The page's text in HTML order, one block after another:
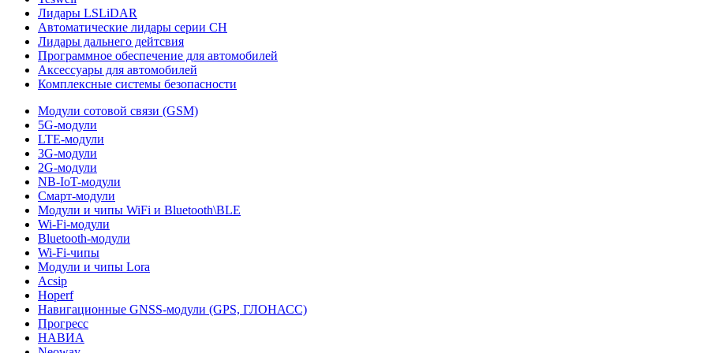
Лидары LSLiDAR
Автоматические лидары серии CH
Лидары дальнего дейтсвия
Программное обеспечение для автомобилей
Аксессуары для автомобилей
Комплексные системы безопасности
Модули сотовой связи (GSM)
5G-модули
LTE-модули
3G-модули
2G-модули
NB-IoT-модули
Смарт-модули
Модули и чипы WiFi и Bluetooth\BLE
Wi-Fi-модули
Bluetooth-модули
Wi-Fi-чипы
Модули и чипы Lora
Acsip
Hoperf
Навигационные GNSS-модули (GPS, ГЛОНАСС)
Прогресс
НАВИА